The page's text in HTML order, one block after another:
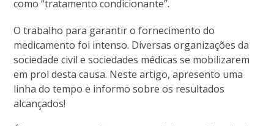
como “tratamento condicionante”.
O trabalho para garantir o fornecimento do
medicamento foi intenso. Diversas organizações da
sociedade civil e sociedades médicas se mobilizarem
em prol desta causa. Neste artigo, apresento uma
linha do tempo e informo sobre os resultados
alcançados!